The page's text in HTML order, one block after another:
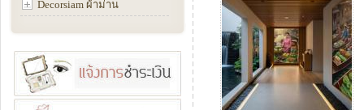
Decorsiam ผ้าม่าน